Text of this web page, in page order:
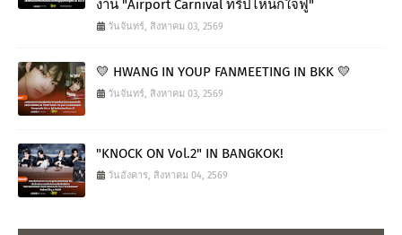
งาน "Airport Carnival ทริปไหนก็ใจฟู"
วันจันทร์, สิงหาคม 03, 2569
💛 HWANG IN YOUP FANMEETING IN BKK 💛
วันจันทร์, สิงหาคม 03, 2569
"KNOCK ON Vol.2" IN BANGKOK!
วันอังคาร, สิงหาคม 04, 2569